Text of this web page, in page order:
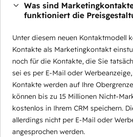
Was sind
funktioniert die
Unter diesem neuen Kontaktmodell
Kontakte als Marketingkontakt
noch für die Kontakte, die Sie
sei es per E-Mail oder
Kontakte werden auf Ihre
können bis zu 15 Millionen Nicht-
kostenlos in Ihrem CRM speichern.
allerdings nicht per E-Mail oder
angesprochen werden.